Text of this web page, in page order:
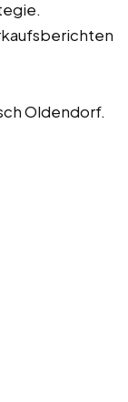
Oldendorf.